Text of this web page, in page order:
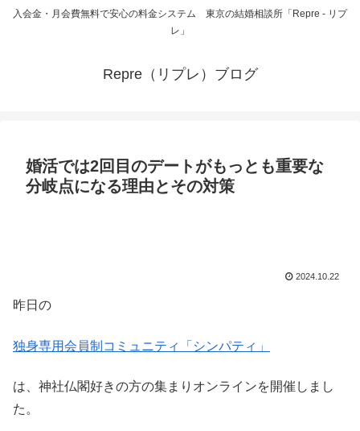
入会金・月会費無料で安心の料金システム 東京の結婚相談所「Repre - リプ
レ」
Repre（リプレ）ブログ
婚活では2回目のデートがもっとも重要な
分岐点になる理由とその対策
2024.10.22
昨日の
独身専用会員制コミュニティ「シンパティ」
は、神社仏閣好きの方の集まりオンラインを開催しまし
た。